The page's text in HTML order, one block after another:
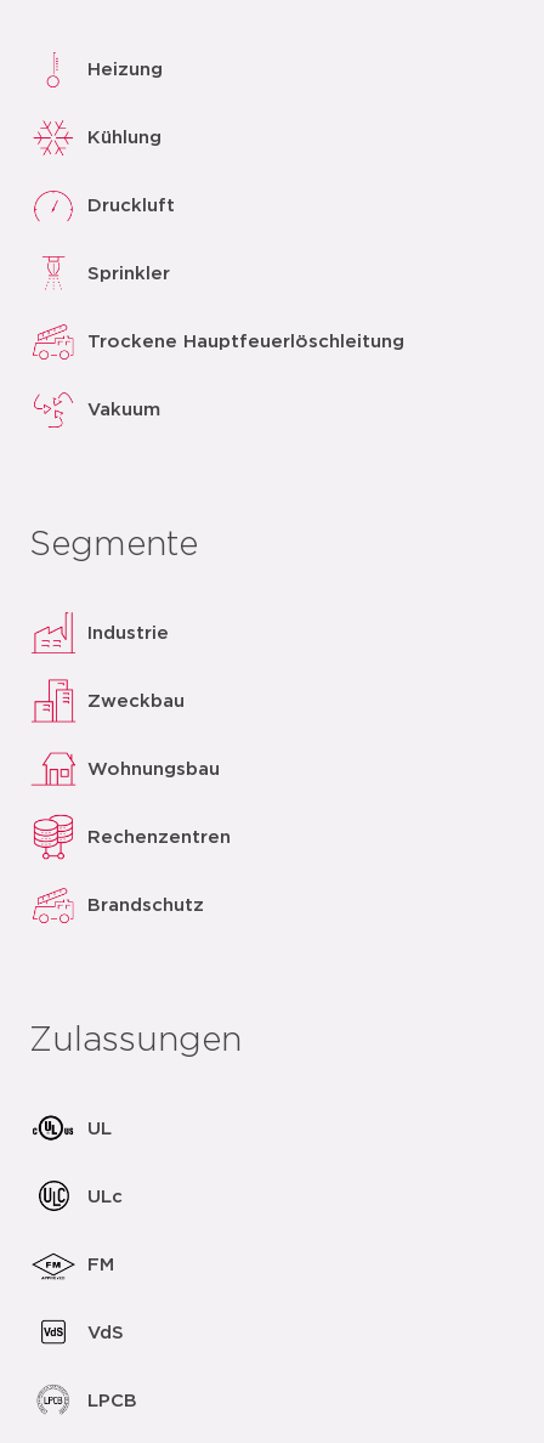
Heizung
Kühlung
Druckluft
Sprinkler
Trockene Hauptfeuerlöschleitung
Vakuum
Segmente
Industrie
Zweckbau
Wohnungsbau
Rechenzentren
Brandschutz
Zulassungen
UL
ULc
FM
VdS
LPCB